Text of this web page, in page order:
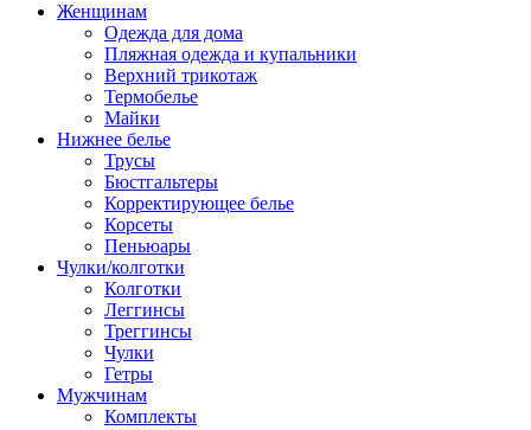
Женщинам
Одежда для дома
Пляжная одежда и купальники
Верхний трикотаж
Термобелье
Майки
Нижнее белье
Трусы
Бюстгальтеры
Корректирующее белье
Корсеты
Пеньюары
Чулки/колготки
Колготки
Леггинсы
Треггинсы
Чулки
Гетры
Мужчинам
Комплекты